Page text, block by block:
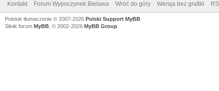
Kontakt Forum Wypoczynek Bielawa Wróć do góry Wersja bez grafiki
Polskie tłumaczenie © 2007-2026 Polski Support MyBB
Silnik forum MyBB , © 2002-2026 MyBB Group